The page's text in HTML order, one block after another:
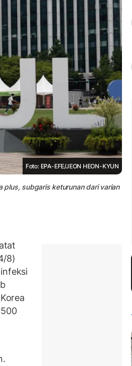
Foto: EPA-EFE/JEON HEON-KYUN
plus, subgaris keturunan dari varian
8)